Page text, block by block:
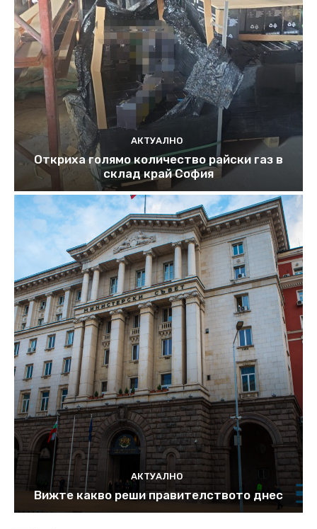
АКТУАЛНО
Откриха голямо количество райски газ в
склад край София
АКТУАЛНО
Вижте какво реши правителството днес